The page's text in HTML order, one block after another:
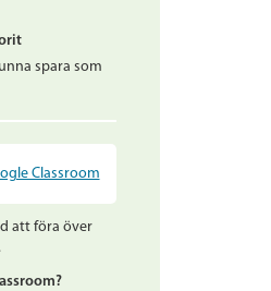
spara som
Classroom
att föra över